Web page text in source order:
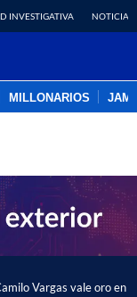
INVESTIGATIVA NOTICIAS
MILLONARIOS
Vargas vale oro en